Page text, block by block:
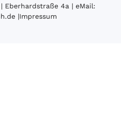
Eberhardstraße 4a | eMail:
|Impressum